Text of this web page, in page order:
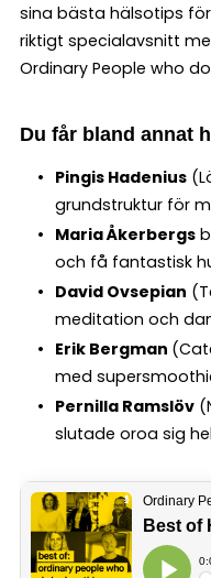
sina bästa hälsotips
riktigt specialavsnitt
Ordinary People who
Du får bland annat
Pingis Hadenius
grundstruktur för
Maria Åkerbergs
och få fantastisk
David Ovsepian
meditation och
Erik Bergman
med
Pernilla Ramslöv
slutade oroa sig